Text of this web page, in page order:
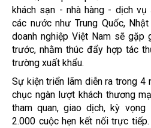
khách sạn - nhà hàng - dịch
các nước như Trung Quốc,
doanh nghiệp Việt Nam sẽ
trước, nhằm thúc đẩy hợp tác
trường xuất khẩu.
Sự kiện triển lãm diễn ra trong 4
chục ngàn lượt khách thương
tham quan, giao dịch, kỳ
2.000 cuộc hẹn kết nối trực tiếp.